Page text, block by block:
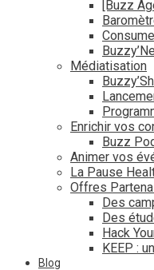
[Buzz
Médiatisation
Enrichir vos
Buzz
Animer vos
La Pause
Offres
Des
Des
Hack
KEEP :
Blog